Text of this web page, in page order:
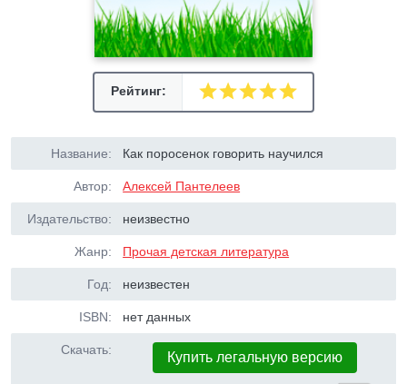
Рейтинг:
Название: Как поросенок говорить научился
Автор: Алексей Пантелеев
Издательство: неизвестно
Жанр: Прочая детская литература
Год: неизвестен
ISBN: нет данных
Скачать: Купить легальную версию